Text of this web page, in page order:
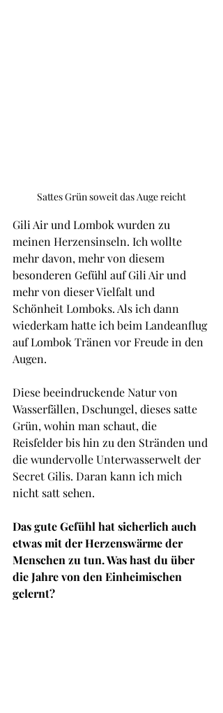
Sattes Grün soweit das Auge reicht
Gili Air und Lombok wurden zu
meinen Herzensinseln. Ich wollte
mehr davon, mehr von diesem
besonderen Gefühl auf Gili Air und
mehr von dieser Vielfalt und
Schönheit Lomboks. Als ich dann
wiederkam hatte ich beim Landeanflug
auf Lombok Tränen vor Freude in den
Augen.
Diese beeindruckende Natur von
Wasserfällen, Dschungel, dieses satte
Grün, wohin man schaut, die
Reisfelder bis hin zu den Stränden und
die wundervolle Unterwasserwelt der
Secret Gilis. Daran kann ich mich
nicht satt sehen.
Das gute Gefühl hat sicherlich auch
etwas mit der Herzenswärme der
Menschen zu tun. Was hast du über
die Jahre von den Einheimischen
gelernt?